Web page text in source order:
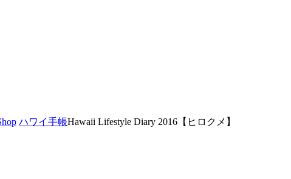
ハワイ手帳Hawaii Lifestyle Diary 2016【ヒロクメ】